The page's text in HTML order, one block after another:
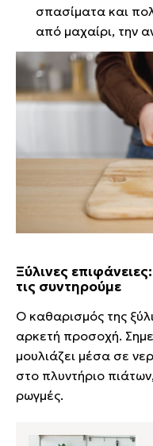
σπασίματα και
από μαχαίρι, την
Ξύλινες
τις συντηρούμε
Ο καθαρισμός της
αρκετή προσοχή.
μουλιάζει μέσα σε
στο πλυντήριο
ρωγμές.